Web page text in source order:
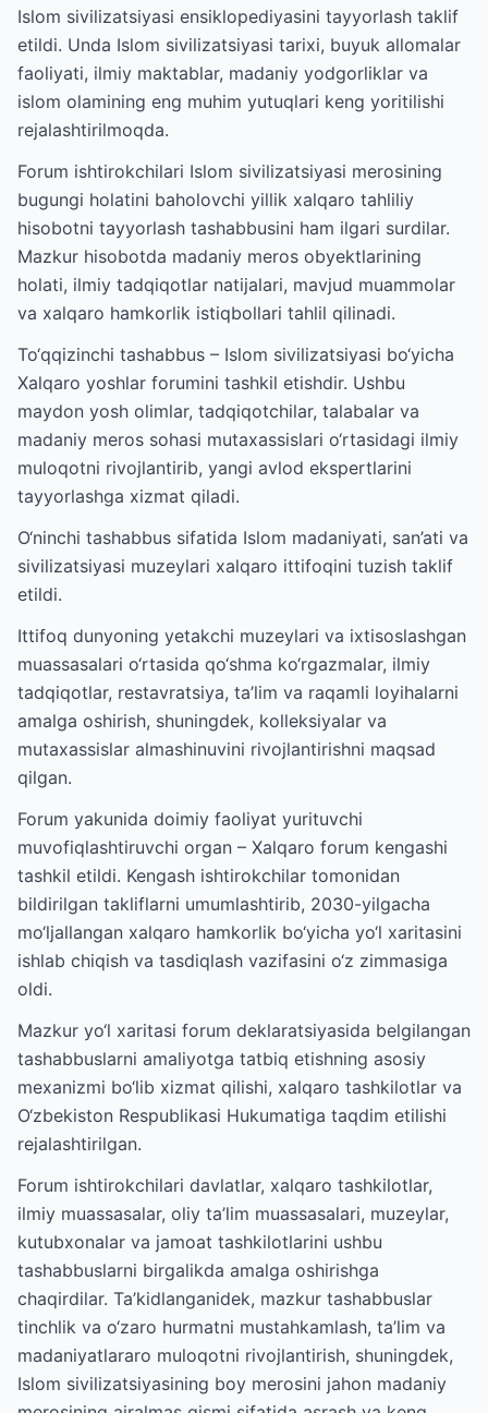
Islom sivilizatsiyasi ensiklopediyasini tayyorlash taklif
etildi. Unda Islom sivilizatsiyasi tarixi, buyuk allomalar
faoliyati, ilmiy maktablar, madaniy yodgorliklar va
islom olamining eng muhim yutuqlari keng yoritilishi
rejalashtirilmoqda.
Forum ishtirokchilari Islom sivilizatsiyasi merosining
bugungi holatini baholovchi yillik xalqaro tahliliy
hisobotni tayyorlash tashabbusini ham ilgari surdilar.
Mazkur hisobotda madaniy meros obyektlarining
holati, ilmiy tadqiqotlar natijalari, mavjud muammolar
va xalqaro hamkorlik istiqbollari tahlil qilinadi.
To‘qqizinchi tashabbus – Islom sivilizatsiyasi bo‘yicha
Xalqaro yoshlar forumini tashkil etishdir. Ushbu
maydon yosh olimlar, tadqiqotchilar, talabalar va
madaniy meros sohasi mutaxassislari o‘rtasidagi ilmiy
muloqotni rivojlantirib, yangi avlod ekspertlarini
tayyorlashga xizmat qiladi.
O‘ninchi tashabbus sifatida Islom madaniyati, san’ati va
sivilizatsiyasi muzeylari xalqaro ittifoqini tuzish taklif
etildi.
Ittifoq dunyoning yetakchi muzeylari va ixtisoslashgan
muassasalari o‘rtasida qo‘shma ko‘rgazmalar, ilmiy
tadqiqotlar, restavratsiya, ta’lim va raqamli loyihalarni
amalga oshirish, shuningdek, kolleksiyalar va
mutaxassislar almashinuvini rivojlantirishni maqsad
qilgan.
Forum yakunida doimiy faoliyat yurituvchi
muvofiqlashtiruvchi organ – Xalqaro forum kengashi
tashkil etildi. Kengash ishtirokchilar tomonidan
bildirilgan takliflarni umumlashtirib, 2030-yilgacha
mo‘ljallangan xalqaro hamkorlik bo‘yicha yo‘l xaritasini
ishlab chiqish va tasdiqlash vazifasini o‘z zimmasiga
oldi.
Mazkur yo‘l xaritasi forum deklaratsiyasida belgilangan
tashabbuslarni amaliyotga tatbiq etishning asosiy
mexanizmi bo‘lib xizmat qilishi, xalqaro tashkilotlar va
O‘zbekiston Respublikasi Hukumatiga taqdim etilishi
rejalashtirilgan.
Forum ishtirokchilari davlatlar, xalqaro tashkilotlar,
ilmiy muassasalar, oliy ta’lim muassasalari, muzeylar,
kutubxonalar va jamoat tashkilotlarini ushbu
tashabbuslarni birgalikda amalga oshirishga
chaqirdilar. Ta’kidlanganidek, mazkur tashabbuslar
tinchlik va o‘zaro hurmatni mustahkamlash, ta’lim va
madaniyatlararo muloqotni rivojlantirish, shuningdek,
Islom sivilizatsiyasining boy merosini jahon madaniy